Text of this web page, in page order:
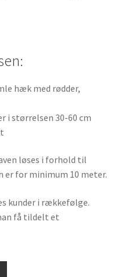
hæk med rødder,
i størrelsen 30-60 cm
løses i forhold til
er for minimum 10 meter.
kunder i rækkefølge.
få tildelt et